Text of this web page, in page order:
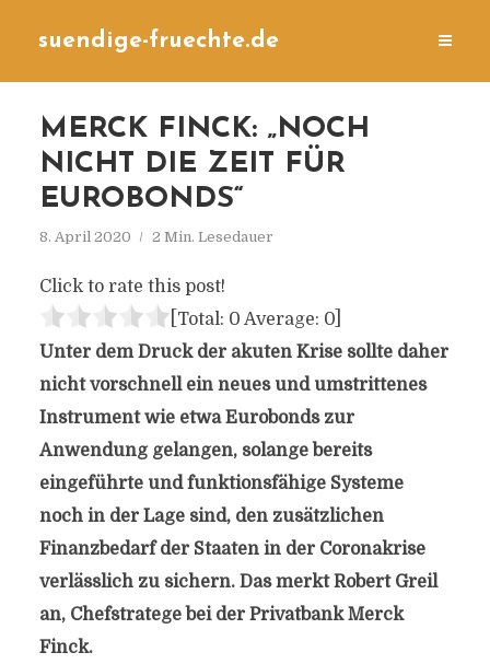
suendige-fruechte.de
MERCK FINCK: „NOCH
NICHT DIE ZEIT FÜR
EUROBONDS“
8. April 2020 2 Min. Lesedauer
Click to rate this post!
[Total: 0 Average: 0]
Unter dem Druck der akuten Krise sollte daher
nicht vorschnell ein neues und umstrittenes
Instrument wie etwa Eurobonds zur
Anwendung gelangen, solange bereits
eingeführte und funktionsfähige Systeme
noch in der Lage sind, den zusätzlichen
Finanzbedarf der Staaten in der Coronakrise
verlässlich zu sichern. Das merkt Robert Greil
an, Chefstratege bei der Privatbank Merck
Finck.